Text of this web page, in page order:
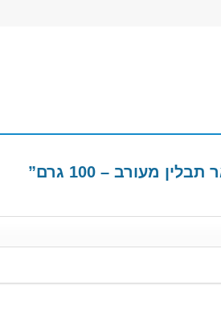
מעורב – 100 גרם”